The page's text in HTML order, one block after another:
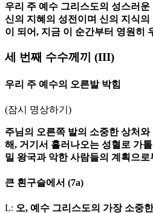
우리 주 예수 그리스도의 성스러
신의 지혜의 성전이며 신의 지식
이 되어, 지금 이 순간부터 영원히
세 번째 수수께끼 (III)
우리 주 예수의 오른발 박힘
(잠시 명상하기)
주님의 오른쪽 발의 소중한 상처
해, 거기서 흘러나오는 성혈로 가
밀 왕국과 악한 사람들의 계획으로
큰 흰구슬에서 (7a)
L: 오, 예수 그리스도의 가장 소중